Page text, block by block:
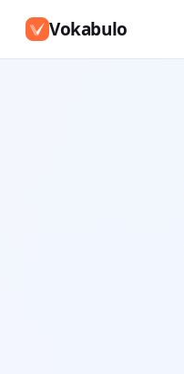
Vokabulo